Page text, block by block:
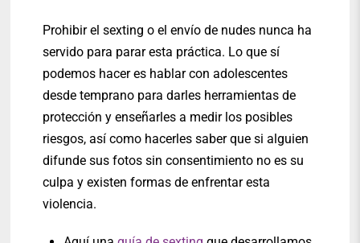
Prohibir el sexting o el envío de nudes nunca ha
servido para parar esta práctica. Lo que sí
podemos hacer es hablar con adolescentes
desde temprano para darles herramientas de
protección y enseñarles a medir los posibles
riesgos, así como hacerles saber que si alguien
difunde sus fotos sin consentimiento no es su
culpa y existen formas de enfrentar esta
violencia.